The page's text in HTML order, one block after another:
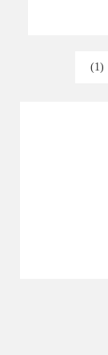
(1)